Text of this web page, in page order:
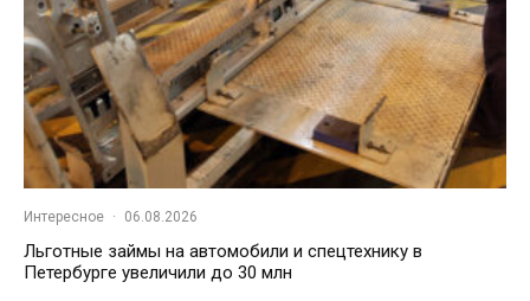
Интересное · 06.08.2026
Льготные займы на автомобили и спецтехнику в
Петербурге увеличили до 30 млн